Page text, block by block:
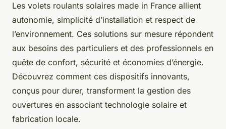
Les volets roulants solaires made in France allient
autonomie, simplicité d’installation et respect de
l’environnement. Ces solutions sur mesure répondent
aux besoins des particuliers et des professionnels en
quête de confort, sécurité et économies d’énergie.
Découvrez comment ces dispositifs innovants,
conçus pour durer, transforment la gestion des
ouvertures en associant technologie solaire et
fabrication locale.